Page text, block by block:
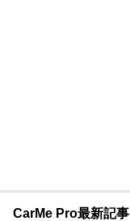
CarMe Pro最新記事